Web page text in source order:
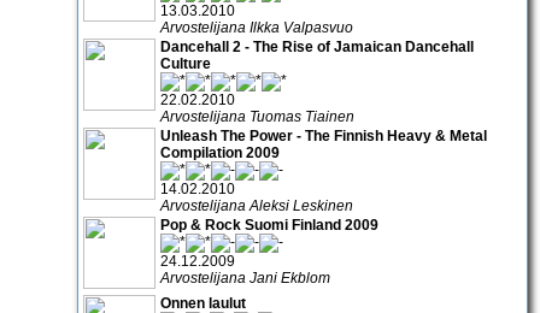
13.03.2010
Arvostelijana Ilkka Valpasvuo
Dancehall 2 - The Rise of Jamaican Dancehall
Culture
22.02.2010
Arvostelijana Tuomas Tiainen
Unleash The Power - The Finnish Heavy & Metal
Compilation 2009
14.02.2010
Arvostelijana Aleksi Leskinen
Pop & Rock Suomi Finland 2009
24.12.2009
Arvostelijana Jani Ekblom
Onnen laulut